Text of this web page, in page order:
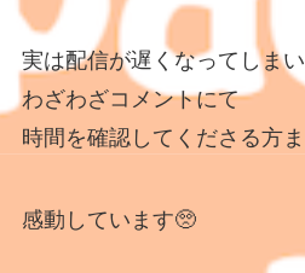
実は配信が遅くなってしまい
わざわざコメントにて
時間を確認してくださる方
感動しています🥺